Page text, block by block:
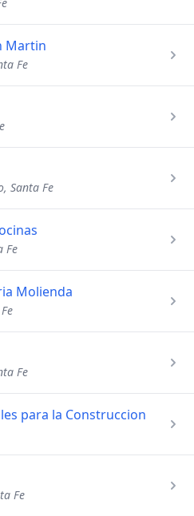
Martin
Fe
Santa Fe
Fe
Molienda
Fe
para la Construccion
Fe